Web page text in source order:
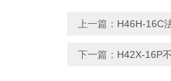
上一篇： H46H-16C
下一篇： H42X-16P